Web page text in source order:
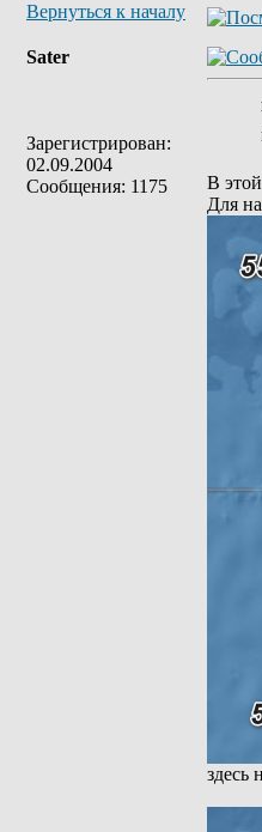
Вернуться к началу
Sater
Зарегистрирован:
02.09.2004
Сообщения: 1175
В
Для
здесь